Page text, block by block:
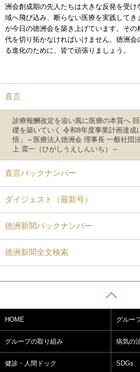
洲会創成期の先人たちは大きな反発を受
域へ飛び込み、断らない医療を実践してき
が今日の徳洲会を築き上げています。そ
代を切り拓かなければいけません。徳洲会
る進化のために、皆で頑張りましょう。
直言
診療報酬改定を追い風に医療の本質へ
礎を築いていく 令和8年度事業計画達成
悟」～医療法人徳洲会 理事長 一般社団
上 震一（ひがしうえしんいち）～
直言バックナンバー
ダイジェスト（最新号）
徳洲新聞バックナンバー
徳洲新聞全文検索
HOME グルー
グループの取り組み 病気の
健診・人間ドック SDGs